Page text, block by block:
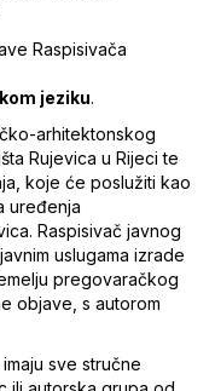
Raspisivača
jeziku.
arhitektonskog
Rujevica u Rijeci te
koje će poslužiti kao
uređenja
Raspisivač javnog
uslugama izrade
pregovaračkog
objave, s autorom
sve stručne